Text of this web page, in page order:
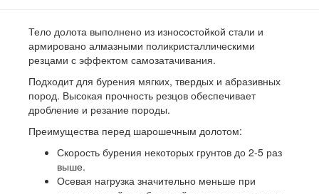
Тело долота выполнено из износостойкой стали и
армировано алмазными поликристаллическими
резцами с эффектом самозатачивания.
Подходит для бурения мягких, твердых и абразивных
пород. Высокая прочность резцов обеспечивает
дробление и резание породы.
Преимущества перед шарошечным долотом:
Скорость бурения некоторых грунтов до 2-5 раз
выше.
Осевая нагрузка значительно меньше при